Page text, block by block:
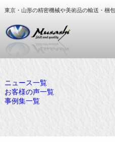
東京・山形の精密機械や美術品の輸送・梱
大型精密機
ニュース一覧
お客様の声一覧
事例集一覧